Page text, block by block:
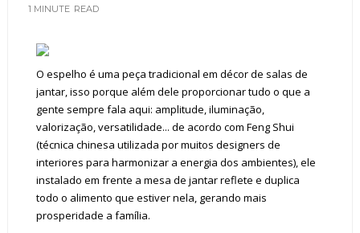
1 MINUTE READ
O espelho é uma peça tradicional em décor de salas de
jantar, isso porque além dele proporcionar tudo o que a
gente sempre fala aqui: amplitude, iluminação,
valorização, versatilidade... de acordo com Feng Shui
(técnica chinesa utilizada por muitos designers de
interiores para harmonizar a energia dos ambientes), ele
instalado em frente a mesa de jantar reflete e duplica
todo o alimento que estiver nela, gerando mais
prosperidade a família.